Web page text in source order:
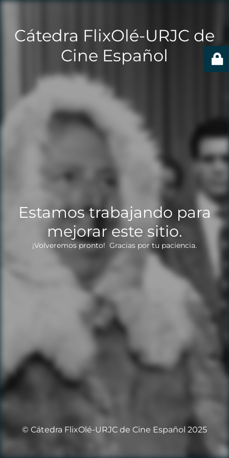
Cátedra FlixOlé-URJC de
Cine Español
Estamos trabajando para
mejorar este sitio.
¡Volveremos pronto! Gracias por tu paciencia.
© Cátedra FlixOlé-URJC de Cine Español 2025